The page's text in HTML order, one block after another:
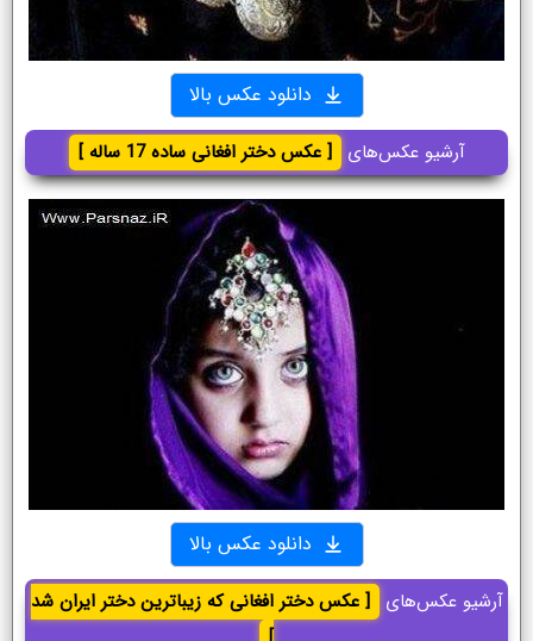
دانلود عکس بالا
آرشیو عکس‌های [ عکس دختر افغانی ساده 17 ساله ]
دانلود عکس بالا
آرشیو عکس‌های
[ عکس دختر افغانی که زیباترین دختر ایران شد